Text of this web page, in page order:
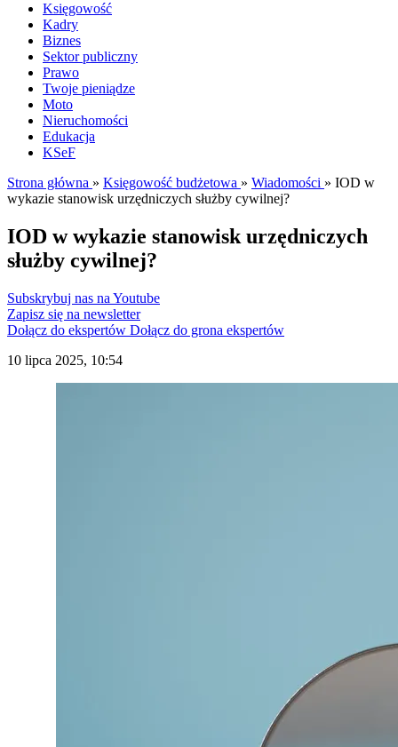
Księgowość
Kadry
Biznes
Sektor publiczny
Prawo
Twoje pieniądze
Moto
Nieruchomości
Edukacja
KSeF
Strona główna » Księgowość budżetowa » Wiadomości » IOD w
wykazie stanowisk urzędniczych służby cywilnej?
IOD w wykazie stanowisk urzędniczych
służby cywilnej?
Subskrybuj nas na Youtube
Zapisz się na newsletter
Dołącz do ekspertów Dołącz do grona ekspertów
10 lipca 2025, 10:54